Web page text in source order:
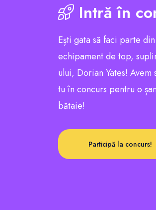
Intră în
Ești gata să faci parte
echipament de top,
ului, Dorian Yates!
tu în concurs pentru o
bătaie!
Participă la concurs!